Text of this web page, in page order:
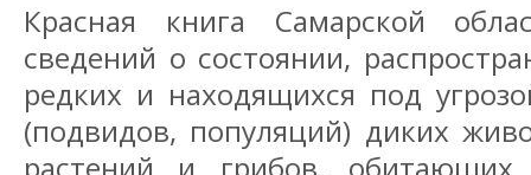
Красная книга Самарской
сведений о состоянии,
редких и находящихся под
(подвидов, популяций) диких